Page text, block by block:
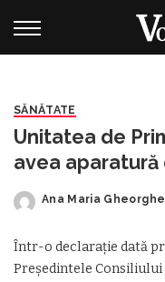
SĂNĂTATE
Unitatea de
avea
până la sfârșitul
Posted
Ana Maria Gheorghe
Într-o declaraţie dată
Preşedintele Consiliului